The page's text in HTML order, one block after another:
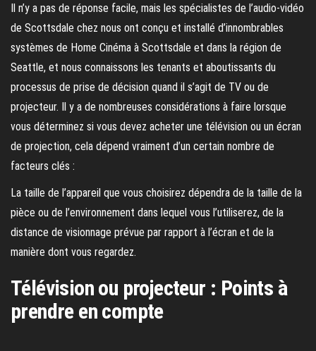
Il n’y a pas de réponse facile, mais les spécialistes de l’audio-vidéo
de Scottsdale chez nous ont conçu et installé d’innombrables
systèmes de Home Cinéma à Scottsdale et dans la région de
Seattle, et nous connaissons les tenants et aboutissants du
processus de prise de décision quand il s’agit de TV ou de
projecteur. Il y a de nombreuses considérations à faire lorsque
vous déterminez si vous devez acheter une télévision ou un écran
de projection, cela dépend vraiment d’un certain nombre de
facteurs clés :
La taille de l’appareil que vous choisirez dépendra de la taille de la
pièce ou de l’environnement dans lequel vous l’utiliserez, de la
distance de visionnage prévue par rapport à l’écran et de la
manière dont vous regardez.
Télévision ou projecteur : Points à
prendre en compte